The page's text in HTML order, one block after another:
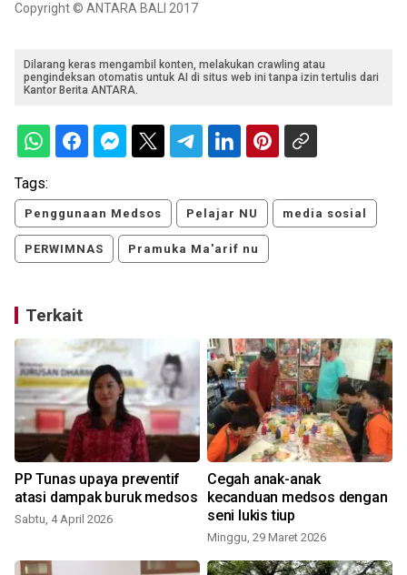
Copyright © ANTARA BALI 2017
Dilarang keras mengambil konten, melakukan crawling atau
pengindeksan otomatis untuk AI di situs web ini tanpa izin tertulis dari
Kantor Berita ANTARA.
Tags:
Penggunaan Medsos Pelajar NU media sosial
PERWIMNAS Pramuka Ma'arif nu
Terkait
PP Tunas upaya preventif
atasi dampak buruk medsos
Sabtu, 4 April 2026
Cegah anak-anak
kecanduan medsos dengan
seni lukis tiup
Minggu, 29 Maret 2026